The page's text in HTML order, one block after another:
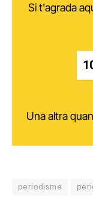
Si t'agrada
Una altra
periodisme